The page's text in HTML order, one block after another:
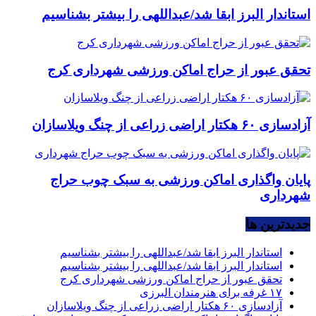
استاندار البرز ابقا شد/عبداللهی را بیشتر بشناسیم
تحقق عبور از حراج اماکن ورزشی شهرداری کرج
آزادسازی ۶۰ هکتار اراضی زراعی از چنگ ویلاسازان
پایان واگذاری اماکن ورزشی به سبک چوب حراج
شهرداری
جديدترين ها
استاندار البرز ابقا شد/عبداللهی را بیشتر بشناسیم
استاندار البرز ابقا شد/عبداللهی را بیشتر بشناسیم
تحقق عبور از حراج اماکن ورزشی شهرداری کرج
۱۷ غرفه برای هنرمندان البرزی
آزادسازی ۶۰ هکتار اراضی زراعی از چنگ ویلاسازان